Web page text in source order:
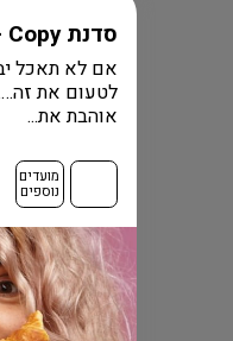
סדנת OUTFIT – Copy
אם לא תאכל
לטעום את
אוהבת את...
מועדים
נוספים